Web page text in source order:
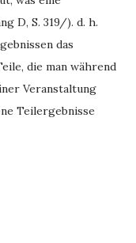
D, S. 319/). d. h.
das
die man während
Veranstaltung
Teilergebnisse